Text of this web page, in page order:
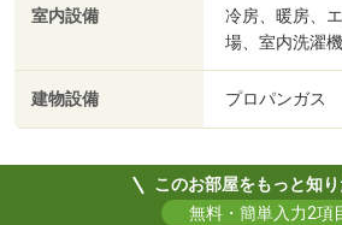
室内設備
冷房、暖房、
場、室内洗濯
建物設備 プロパンガス
このお部屋をもっと知り
無料・簡単入力2項